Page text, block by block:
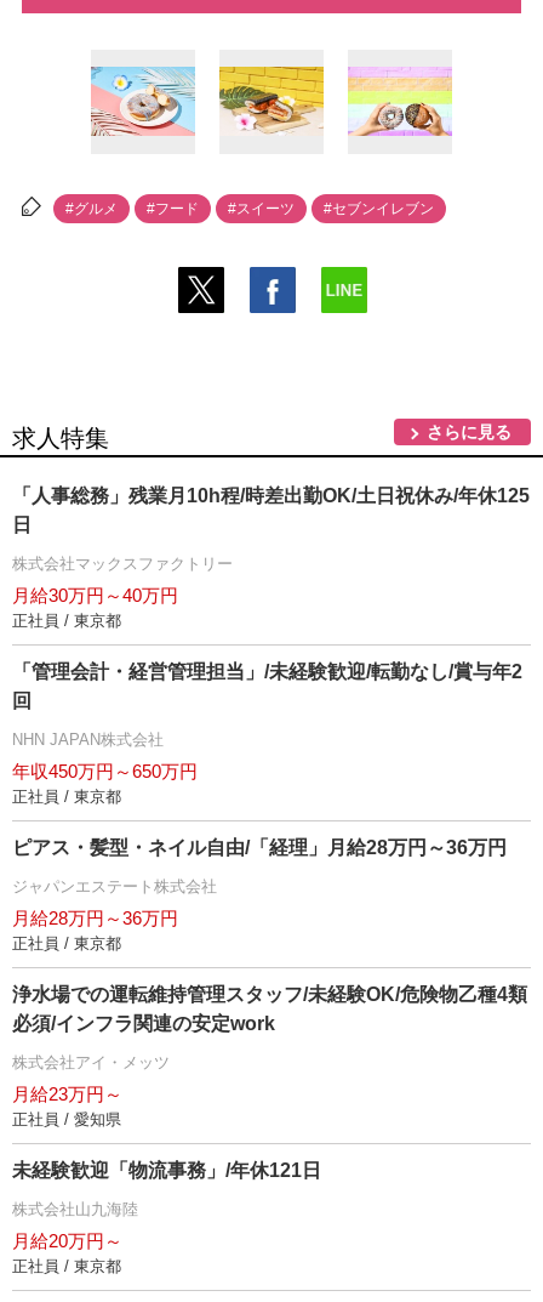
#グルメ #フード #スイーツ #セブンイレブン
求人特集 さらに見る
「人事総務」残業月10h程/時差出勤OK/土日祝休み/年休125
日
株式会社マックスファクトリー
月給30万円～40万円
正社員 / 東京都
「管理会計・経営管理担当」/未経験歓迎/転勤なし/賞与年2
回
NHN JAPAN株式会社
年収450万円～650万円
正社員 / 東京都
ピアス・髪型・ネイル自由/「経理」月給28万円～36万円
ジャパンエステート株式会社
月給28万円～36万円
正社員 / 東京都
浄水場での運転維持管理スタッフ/未経験OK/危険物乙種4類
必須/インフラ関連の安定work
株式会社アイ・メッツ
月給23万円～
正社員 / 愛知県
未経験歓迎「物流事務」/年休121日
株式会社山九海陸
月給20万円～
正社員 / 東京都